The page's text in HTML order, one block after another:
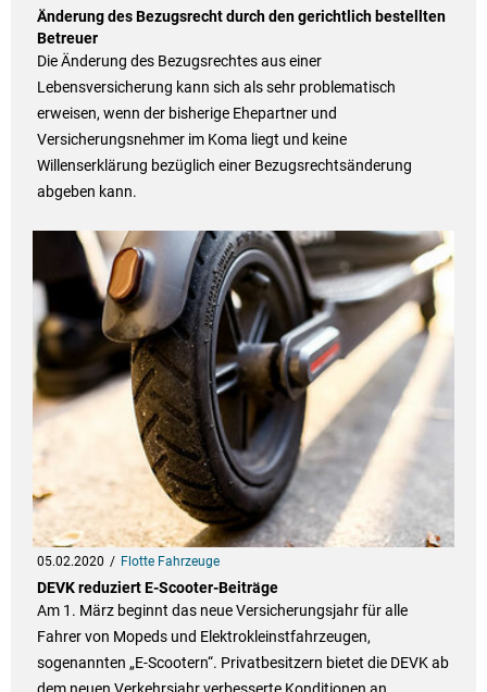
Änderung des Bezugsrecht durch den gerichtlich bestellten
Betreuer
Die Änderung des Bezugsrechtes aus einer
Lebensversicherung kann sich als sehr problematisch
erweisen, wenn der bisherige Ehepartner und
Versicherungsnehmer im Koma liegt und keine
Willenserklärung bezüglich einer Bezugsrechtsänderung
abgeben kann.
05.02.2020 Flotte Fahrzeuge
DEVK reduziert E-Scooter-Beiträge
Am 1. März beginnt das neue Versicherungsjahr für alle
Fahrer von Mopeds und Elektrokleinstfahrzeugen,
sogenannten „E-Scootern“. Privatbesitzern bietet die DEVK ab